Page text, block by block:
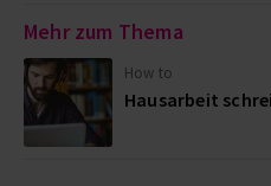
Mehr zum Thema
How to
Hausarbeit